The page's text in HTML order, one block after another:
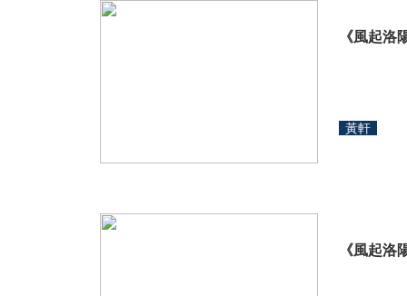
《風起洛
黃軒
《風起洛